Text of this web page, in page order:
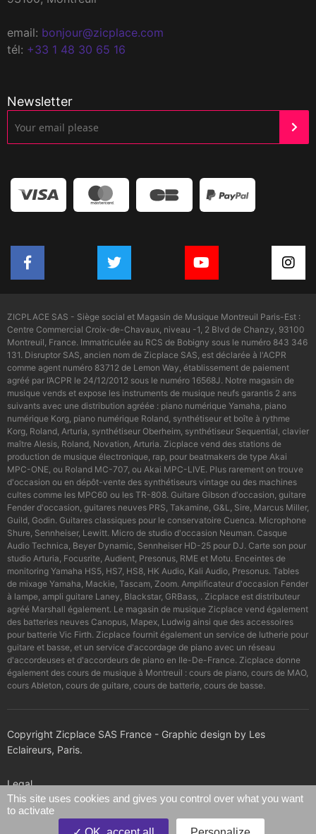
email: bonjour@zicplace.com
tél: +33 1 48 30 65 16
Newsletter
ZICPLACE SAS - Siège social et Magasin de Musique Montreuil Paris-Est :
Centre Commercial Croix-de-Chavaux, niveau -1, 2 Blvd de Chanzy, 93100
Montreuil, France. Immatriculée au RCS de Bobigny sous le numéro 843 346
131. Disruptor SAS, ancien nom de Zicplace SAS, est déclarée à l'ACPR
comme agent numéro 83712 de Lemon Way, établissement de paiement
agréé par l’ACPR le 24/12/2012 sous le numéro 16568J. Notre magasin de
musique vends et expose les instruments de musique neufs garantis 2 ans
suivants avec une distribution agréée : piano numérique Yamaha, piano
numérique Korg, piano numérique Roland, synthétiseur et boîte à rythme
Korg, Roland, Arturia, synthétiseur Oberheim, synthétiseur Sequential, clavier
maître Alesis, Roland, Novation, Arturia. Zicplace vend des stations de
production de musique électronique, rap, pour beatmakers de type Akai
MPC-ONE, ou Roland MC-707, ou Akai MPC-LIVE. Plus rarement on trouve
d'occasion ou en dépôt-vente des synthétiseurs vintage ou des machines
cultes comme les MPC60 ou les TR-808. Guitare Gibson d'occasion, guitare
Fender d'occasion, guitares neuves PRS, Takamine, G&L, Sire, Marcus Miller,
Guild, Godin. Guitares classiques pour le conservatoire Cuenca. Microphone
Shure, Sennheiser, Lewitt. Micro de studio d'occasion Neuman. Casque
Audio Technica, Beyer Dynamic, Sennheiser HD-25 pour DJ. Carte son pour
studio Arturia, Focusrite, Audient, Presonus, RME et Motu. Enceintes de
monitoring Yamaha HS5, HS7, HS8, HK Audio, Kali Audio, Presonus. Tables
de mixage Yamaha, Mackie, Tascam, Zoom. Amplificateur d'occasion Fender
à lampe, ampli guitare Laney, Blackstar, GRBass, . Zicplace est distributeur
agréé Marshall également. Le magasin de musique Zicplace vend également
des batteries neuves Canopus, Mapex, Ludwig ainsi que des accessoires
pour batterie Vic Firth. Zicplace fournit également un service de lutherie pour
guitare et basse, et un service d'accordage de piano avec un réseau
d'accordeuses et d'accordeurs de piano en Ile-De-France. Zicplace donne
également des cours de musique à Montreuil : cours de piano, cours de MAO,
cours Ableton, cours de guitare, cours de batterie, cours de basse.
Copyright Zicplace SAS France - Graphic design by Les
Eclaireurs, Paris.
Legal
Confidentiality policy
This site uses cookies and gives you control over what you want
to activate